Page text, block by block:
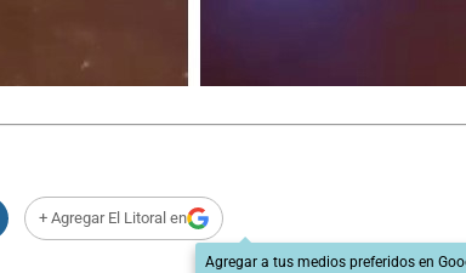
+ Agregar El Litoral en
Agregar a tus medios preferidos en